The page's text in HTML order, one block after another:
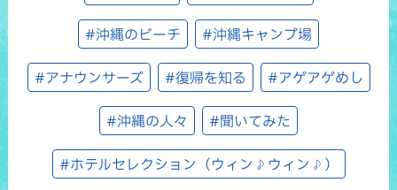
#沖縄のビーチ #沖縄キャンプ場
#アナウンサーズ #復帰を知る #アゲアゲめし
#沖縄の人々 #聞いてみた
#ホテルセレクション（ウィン♪ウィン♪）